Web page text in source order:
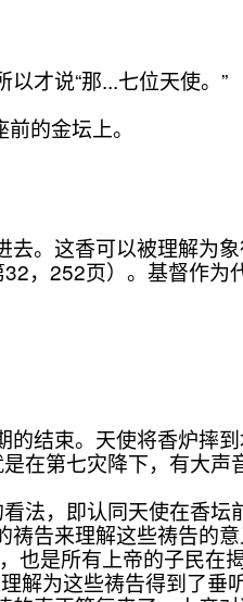
才说“那...七位天使。”
的金坛上。
。这香可以被理解为
，252页）。基督作为
结束。天使将香炉摔
在第七灾降下，有大声
法，即认同天使在香坛
告来理解这些祷告的意
也是所有上帝的子民在
解为这些祷告得到了垂